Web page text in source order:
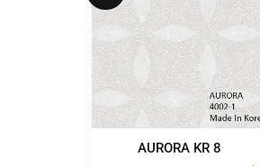
AURORA KR 8